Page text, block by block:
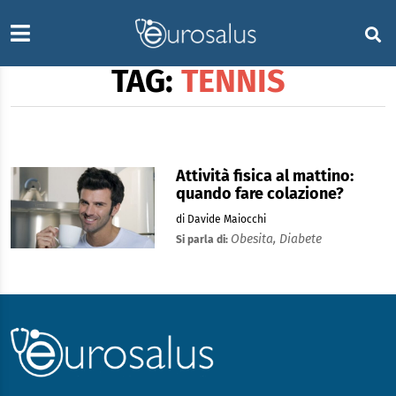
TAG: TENNIS
Attività fisica al mattino:
quando fare colazione?
di Davide Maiocchi
Si parla di: Obesita, Diabete